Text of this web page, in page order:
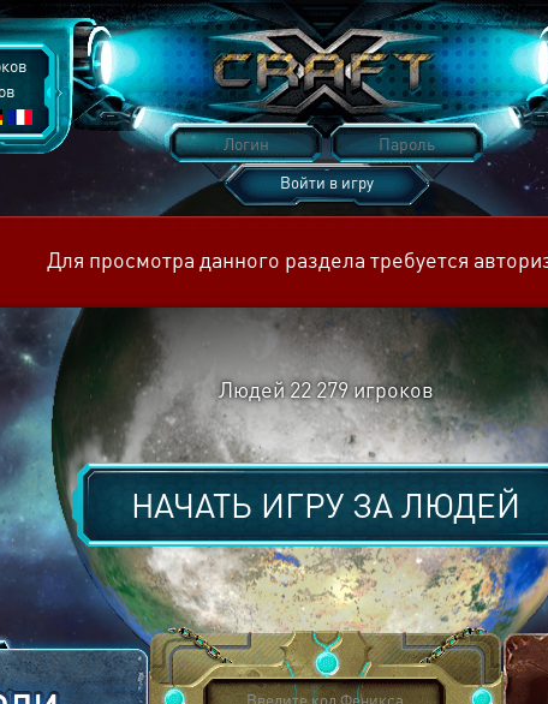
Войти в игру
Для просмотра данного раздела требуется
Людей 22 279игроков
НАЧАТЬ ИГРУ ЗАЛЮДЕЙ